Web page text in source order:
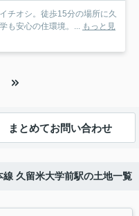
チオシ。徒歩15分の場所に久
も安心の住環境。... もっと見
まとめてお問い合わせ
線 久留米大学前駅の土地一覧